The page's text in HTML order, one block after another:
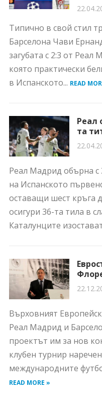
Типично в свой стил
Барселона Чави
загубата с 2:3 от Реал
която практически
в Испанското... READ
Реал
та
Реал Мадрид обърна с
на Испанското
оставащи шест кръга
осигури 36-та тила в
Каталунците
Върховният
Реал Мадрид и
проектът им за нов
клубен турнир
международните
READ MORE »